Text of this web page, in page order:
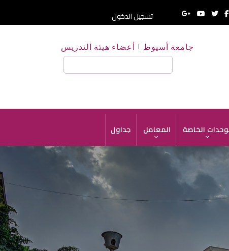
تسجيل الدخول
جامعة أسيوط أعضاء هيئة التدريس
بحث
الخاصة المعامل جداول